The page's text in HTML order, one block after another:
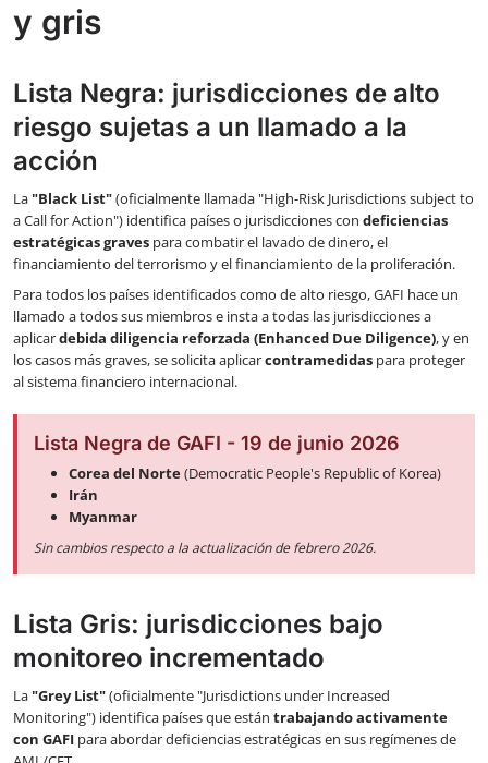
y gris
Lista Negra: jurisdicciones de alto
riesgo sujetas a un llamado a la
acción
La"Black List"(oficialmente llamada "High-Risk Jurisdictions subject to
a Call for Action") identifica países o jurisdicciones con deficiencias
estratégicas graves para combatir el lavado de dinero, el
financiamiento del terrorismo y el financiamiento de la proliferación.
Para todos los países identificados como de alto riesgo, GAFI hace un
llamado a todos sus miembros e insta a todas las jurisdicciones a
aplicardebida diligencia reforzada (Enhanced Due Diligence), y en
los casos más graves, se solicita aplicarcontramedidas para proteger
al sistema financiero internacional.
Lista Negra de GAFI - 19 de junio 2026
Corea del Norte(Democratic People's Republic of Korea)
Irán
Myanmar
Sin cambios respecto a la actualización de febrero 2026.
Lista Gris: jurisdicciones bajo
monitoreo incrementado
La"Grey List"(oficialmente "Jurisdictions under Increased
Monitoring") identifica países que están trabajando activamente
con GAFI para abordar deficiencias estratégicas en sus regímenes de